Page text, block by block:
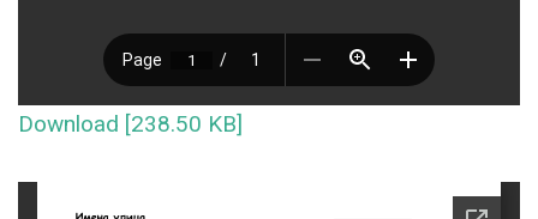
Download [238.50 KB]